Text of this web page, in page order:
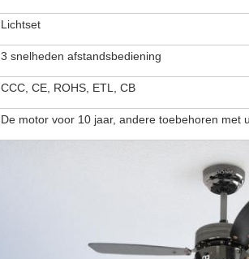
Lichtset
3 snelheden afstandsbediening
CCC, CE, ROHS, ETL, CB
De motor voor 10 jaar, andere toebehoren met